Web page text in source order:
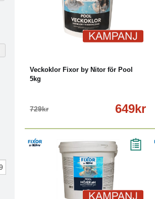
Veckoklor Fixor by Nitor för Pool
5kg
729kr 649kr
Köp Läs mer